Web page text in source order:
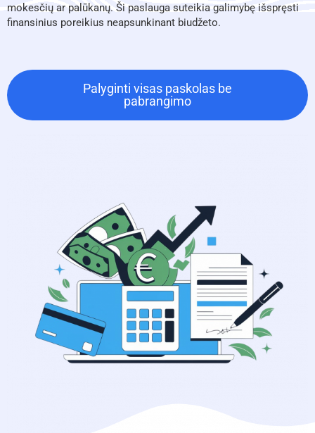
mokesčių ar palūkanų. Ši paslauga suteikia galimybę išspręsti
finansinius poreikius neapsunkinant biudžeto.
Palyginti visas paskolas be
pabrangimo